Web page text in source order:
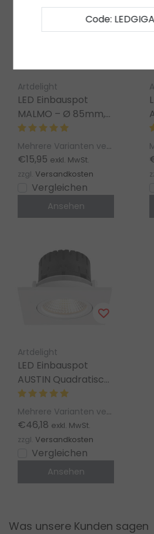
Artdelight
LED Einbauspot
MALMO – Ø 85mm,
GU10, Rund
Mehrere Varianten verfügbar
€15,95 exkl. MwSt.
zzgl. Versandkosten
Vergleichen
Ansehen
Artdelight
LED Einbauspot
AUSTIN Quadratisch
– IP65, Warmweiß,
Dimmbar
Mehrere Varianten verfügbar
€46,18 exkl. MwSt.
zzgl. Versandkosten
Vergleichen
Ansehen
Was unsere Kunden sagen
Code: